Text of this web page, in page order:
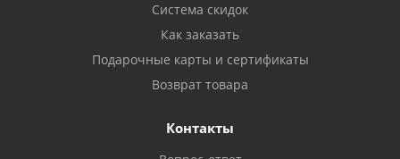
Система скидок
Как заказать
Подарочные карты и сертификаты
Возврат товара
Контакты